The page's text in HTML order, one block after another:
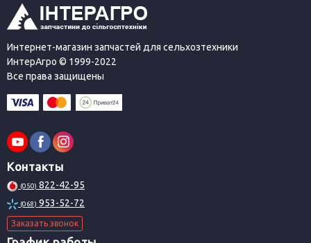
Интернет-магазин запчастей для сельхозтехники
ИнтерАгро © 1999-2022
Все права защищены
Контакты
(050) 822-42-95
(068) 953-52-72
Заказать звонок